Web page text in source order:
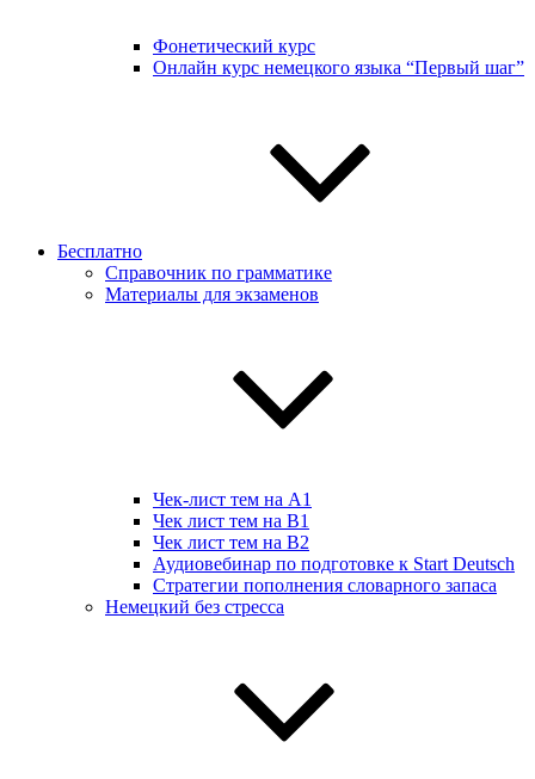
Фонетический курс
Онлайн курс немецкого языка “Первый шаг”
Бесплатно
Справочник по грамматике
Материалы для экзаменов
Чек-лист тем на А1
Чек лист тем на B1
Чек лист тем на B2
Аудиовебинар по подготовке к Start Deutsch
Стратегии пополнения словарного запаса
Немецкий без стресса